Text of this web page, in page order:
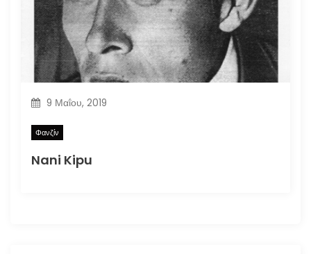
9 Μαΐου, 2019
Φανζίν
Nani Kipu